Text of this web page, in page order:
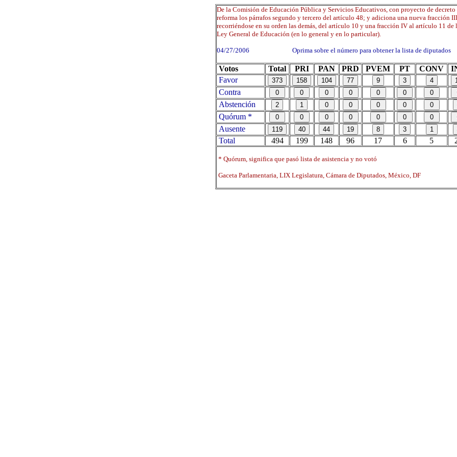
De la Comisión de Educación Pública y Servicios Educativos, con proyecto de decreto
reforma los párrafos segundo y tercero del artículo 48; y adiciona una nueva fracción
recorriéndose en su orden las demás, del artículo 10 y una fracción IV al artículo 11 de
Ley General de Educación (en lo general y en lo particular).
04/27/2006 Oprima sobre el número para obtener la lista de diputados
Votos Total PRI PAN PRD PVEM PT CONV
Favor
Contra
Abstención
Quórum *
Ausente
Total
494 199 148 96 17 6 5
* Quórum, significa que pasó lista de asistencia y no votó
Gaceta Parlamentaria, LIX Legislatura, Cámara de Diputados, México, DF